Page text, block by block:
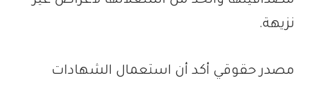
نزيهة.
مصدر حقوقي أكد أن استعمال الشهادات